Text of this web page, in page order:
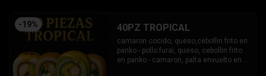
-19% 40PZ TROPICAL
camaron cocido, queso,cebollin frito en
panko - pollo furai, queso, cebollin frito
en panko - camaron, palta envuelto en